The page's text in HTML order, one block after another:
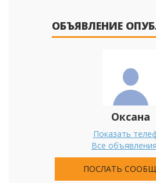
ОБЪЯВЛЕНИЕ
Оксана
Показать
Все
ПОСЛАТЬ